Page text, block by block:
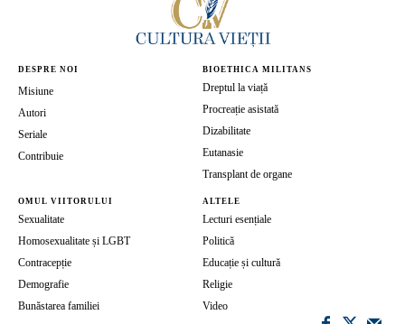
DESPRE NOI
Misiune
Autori
Seriale
Contribuie
BIOETHICA MILITANS
Dreptul la viață
Procreație asistată
Dizabilitate
Eutanasie
Transplant de organe
OMUL VIITORULUI
Sexualitate
Homosexualitate și LGBT
Contracepție
Demografie
Bunăstarea familiei
ALTELE
Lecturi esențiale
Politică
Educație și cultură
Religie
Video